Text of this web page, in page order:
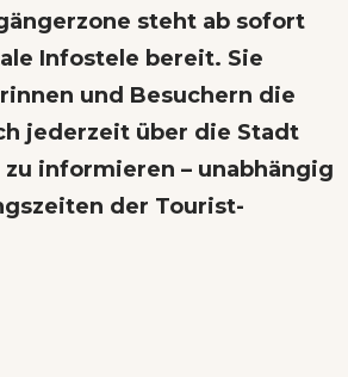
steht ab sofort
Infostele bereit. Sie
und Besuchern die
jederzeit über die Stadt
informieren – unabhängig
der Tourist-